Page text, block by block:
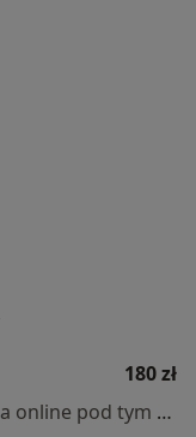
180 zł
Specjalista nie oferuje umawiania online pod tym adresem.